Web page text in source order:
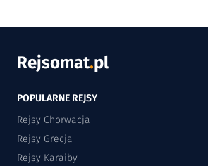
Rejsomat.pl
POPULARNE REJSY
Rejsy Chorwacja
Rejsy Grecja
Rejsy Karaiby